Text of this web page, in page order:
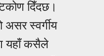
दिँदछ।
असर स्वर्गीय
यहाँ कसैले